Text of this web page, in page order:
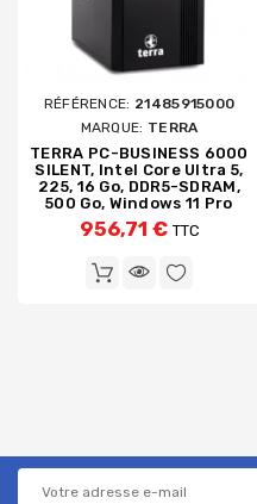
RÉFÉRENCE: 21485915000
MARQUE: TERRA
TERRA PC-BUSINESS 6000
SILENT, Intel Core Ultra 5,
225, 16 Go, DDR5-SDRAM,
500 Go, Windows 11 Pro
956,71 € TTC